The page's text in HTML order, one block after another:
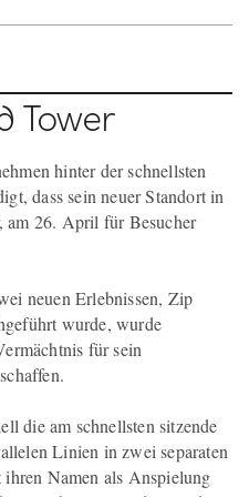
Tower
hinter der schnellsten
dass sein neuer Standort in
am 26. April für Besucher
neuen Erlebnissen, Zip
wurde, wurde
für sein
die am schnellsten sitzende
Linien in zwei separaten
Namen als Anspielung